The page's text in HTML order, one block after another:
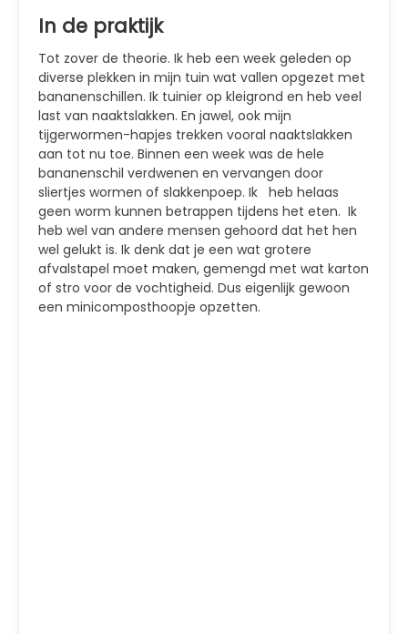
In de praktijk
Tot zover de theorie. Ik heb een week geleden op
diverse plekken in mijn tuin wat vallen opgezet met
bananenschillen. Ik tuinier op kleigrond en heb veel
last van naaktslakken. En jawel, ook mijn
tijgerwormen-hapjes trekken vooral naaktslakken
aan tot nu toe. Binnen een week was de hele
bananenschil verdwenen en vervangen door
sliertjes wormen of slakkenpoep. Ik heb helaas
geen worm kunnen betrappen tijdens het eten. Ik
heb wel van andere mensen gehoord dat het hen
wel gelukt is. Ik denk dat je een wat grotere
afvalstapel moet maken, gemengd met wat karton
of stro voor de vochtigheid. Dus eigenlijk gewoon
een minicomposthoopje opzetten.